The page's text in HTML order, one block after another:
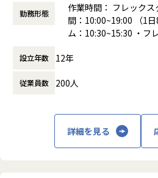
・ユーザーリサーチ／デザインリサ
ー、ユーザーテスト、行動観察等を
トの計画・実行
・UX/UIデザイン：Web・Appのプロ
情報設計、UIデザイン全般
○所属メンバー
・プロダクトデザイナー：7名
・コミュニケーションデザイナー：4
主力事業として展開する国内有数の
フォームにおいてはサービス開始か
万件以上と、大きな成長を遂げてい
・医師や看護師など医療現場の専門
・患者向けサービスだけでなく、医
業務設計まで含めて医療体験全体の
・PdM、デザイナー、エンジニア、
弊社は「AI×コマースの第一想起企
開発するとともに、エンタープライ
または「月間受注件数1万件以上」の
を”エンタープライズ企業”と定義し
・AIエージェントと共創する開発プ
・生成AIを活用したアーキテクチャ
・PdM、デザイナー、エンジニアが
析まで一貫して開発に携わっていた
勤務形態
作業時間： フレック
間：10:00~19:00 （1
ム：10:30~15:30 ・フ
働き方：
時間）
設立年数 12年
従業員数 200人
詳細を見る